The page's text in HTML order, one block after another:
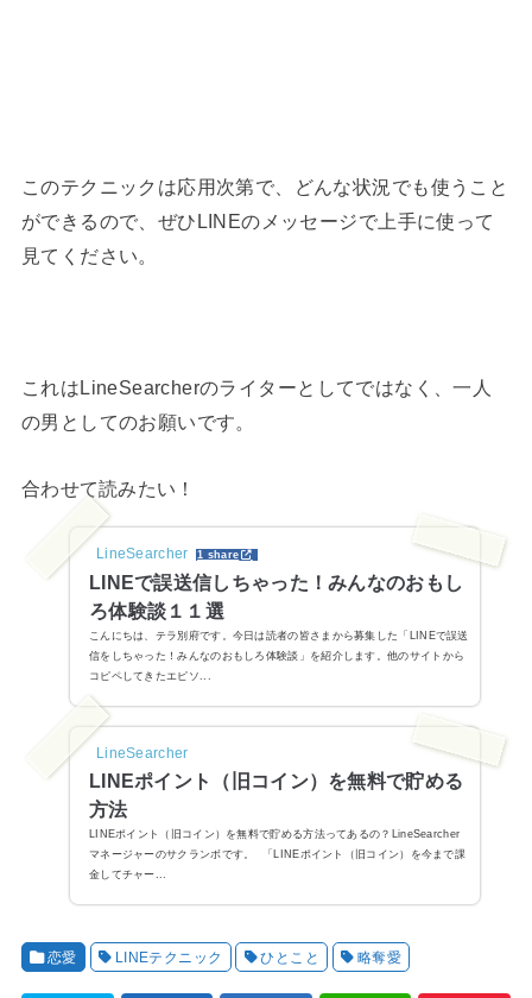
このテクニックは応用次第で、どんな状況でも使うこと
ができるので、ぜひLINEのメッセージで上手に使って
見てください。
これはLineSearcherのライターとしてではなく、一人
の男としてのお願いです。
合わせて読みたい！
LineSearcher 1 share
LINEで誤送信しちゃった！みんなのおもし
ろ体験談１１選
こんにちは、テラ別府です。今日は読者の皆さまから募集した「LINEで誤送
信をしちゃった！みんなのおもしろ体験談」を紹介します。他のサイトから
コピペしてきたエピソ...
LineSearcher
LINEポイント（旧コイン）を無料で貯める
方法
LINEポイント（旧コイン）を無料で貯める方法ってあるの？LineSearcher
マネージャーのサクランボです。 「LINEポイント（旧コイン）を今まで課
金してチャー...
恋愛 LINEテクニック ひとこと 略奪愛